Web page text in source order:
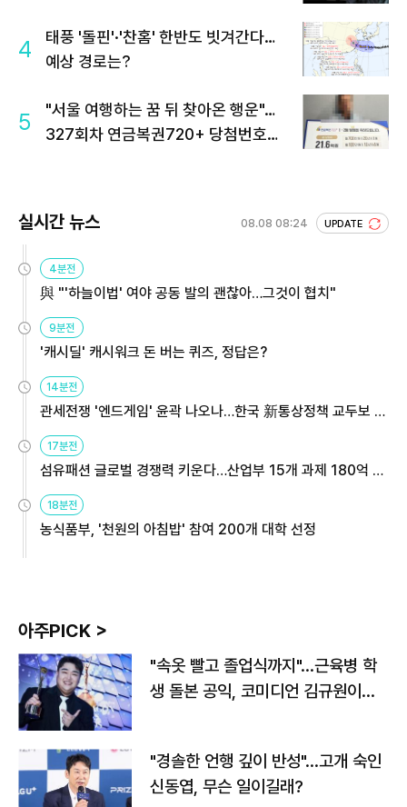
4
태풍 '돌핀'·'찬홈' 한반도 빗겨간다…
예상 경로는?
5
"서울 여행하는 꿈 뒤 찾아온 행운"…
327회차 연금복권720+ 당첨번호조
실시간 뉴스 08.08 08:24 UPDATE
4분전
與 "'하늘이법' 여야 공동 발의 괜찮아…그것이 협치"
9분전
'캐시딜' 캐시워크 돈 버는 퀴즈, 정답은?
14분전
관세전쟁 '엔드게임' 윤곽 나오나…한국 新통상정책 교두보 활
용해야
17분전
섬유패션 글로벌 경쟁력 키운다…산업부 15개 과제 180억 지
원
18분전
농식품부, '천원의 아침밥' 참여 200개 대학 선정
아주PICK >
"속옷 빨고 졸업식까지"…근육병 학
생 돌본 공익, 코미디언 김규원이었
"경솔한 언행 깊이 반성"…고개 숙인
신동엽, 무슨 일이길래?